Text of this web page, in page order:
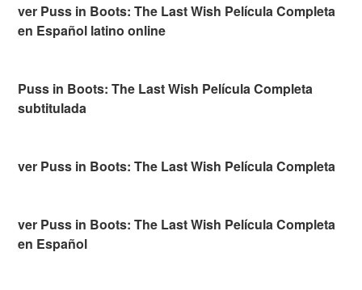
ver Puss in Boots: The Last Wish Película Completa
en Español latino online
Puss in Boots: The Last Wish Película Completa
subtitulada
ver Puss in Boots: The Last Wish Película Completa
ver Puss in Boots: The Last Wish Película Completa
en Español